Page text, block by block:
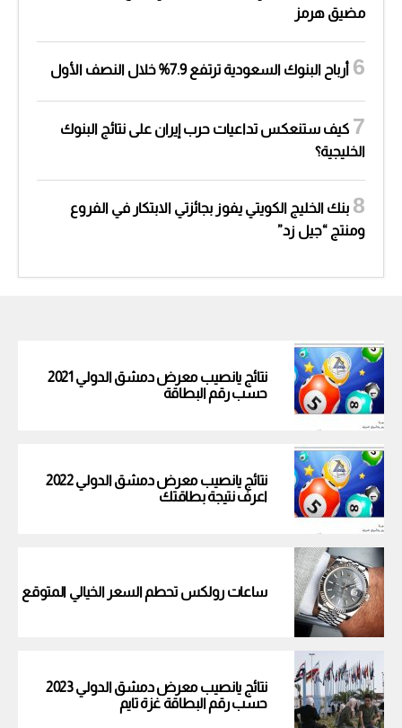
مضيق هرمز
أرباح البنوك السعودية ترتفع 7.9% خلال النصف الأول
كيف ستنعكس تداعيات حرب إيران على نتائج البنوك
الخليجية؟
بنك الخليج الكويتي يفوز بجائزتي الابتكار في الفروع
ومنتج “جيل زد”
نتائج يانصيب معرض دمشق الدولي 2021
حسب رقم البطاقة
نتائج يانصيب معرض دمشق الدولي 2022
اعرف نتيجة بطاقتك
ساعات رولكس تحطم السعر الخيالي المتوقع
نتائج يانصيب معرض دمشق الدولي 2023
حسب رقم البطاقة غزة تايم